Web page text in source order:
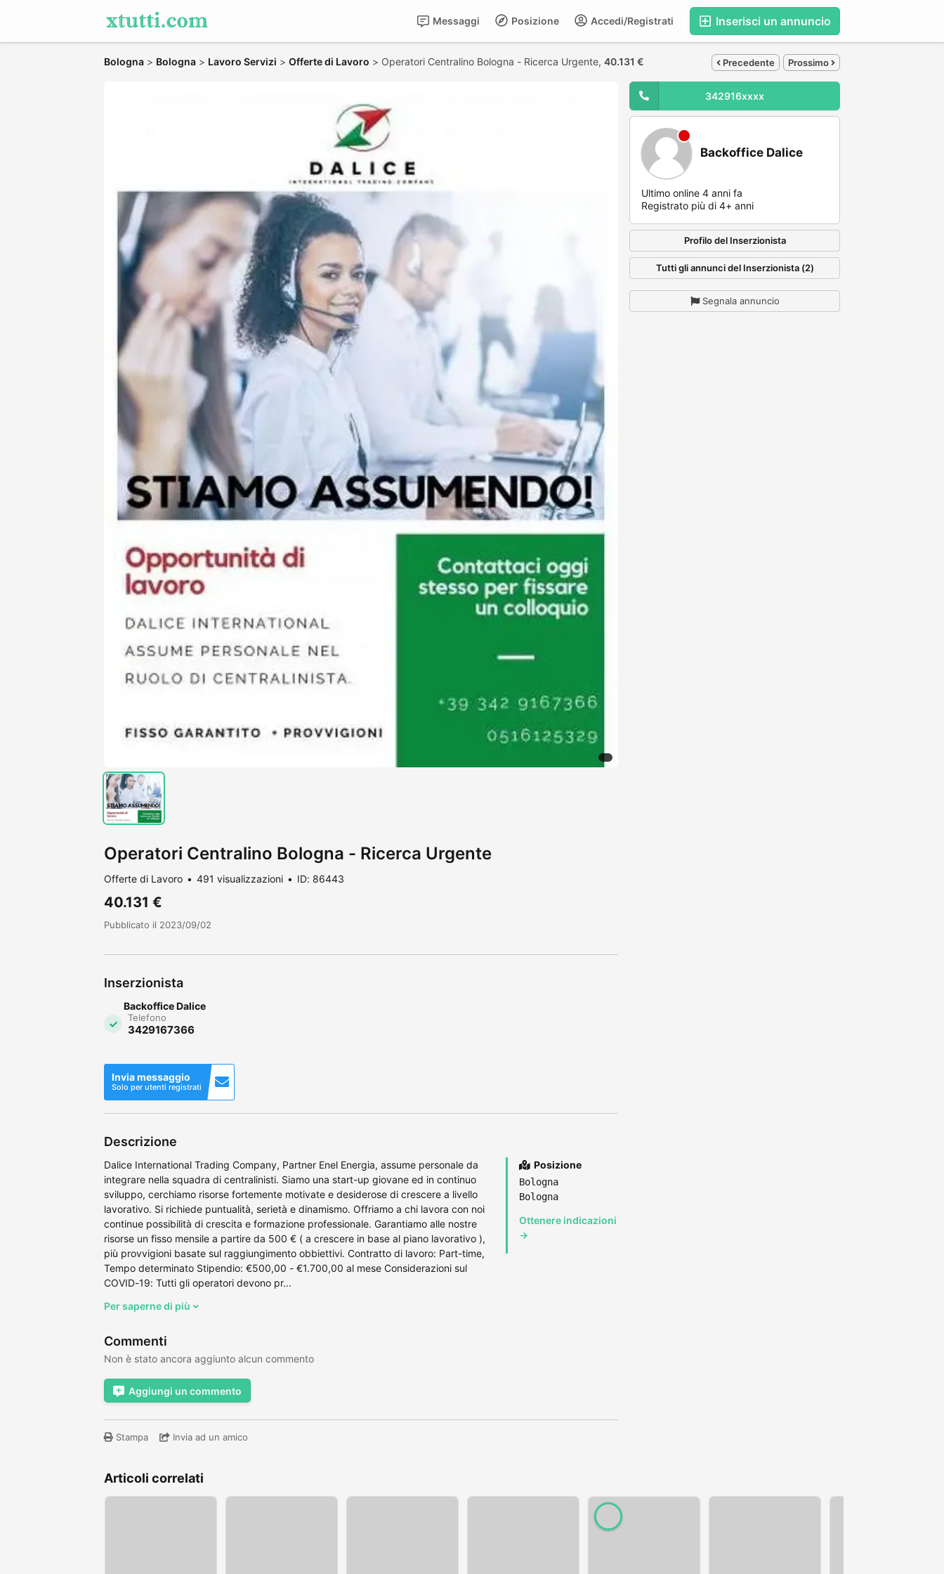
Inserisci un annuncio
Accedi/Registrati
Posizione
Messaggi
Bologna > Bologna > Lavoro Servizi > Offerte di Lavoro > Operatori Centralino Bologna - Ricerca Urgente, 40.131 € Precedente Prossimo
Operatori Centralino Bologna - Ricerca Urgente
Offerte di Lavoro 491 visualizzazioni ID: 86443
40.131 €
Pubblicato il 2023/09/02
Inserzionista
Backoffice Dalice
Telefono
3429167366
Invia messaggio
Solo per utenti registrati
Descrizione
Dalice International Trading Company, Partner Enel Energia, assume personale da
integrare nella squadra di centralinisti. Siamo una start-up giovane ed in continuo
sviluppo, cerchiamo risorse fortemente motivate e desiderose di crescere a livello
lavorativo. Si richiede puntualità, serietà e dinamismo. Offriamo a chi lavora con noi
continue possibilità di crescita e formazione professionale. Garantiamo alle nostre
risorse un fisso mensile a partire da 500 € ( a crescere in base al piano lavorativo ),
più provvigioni basate sul raggiungimento obbiettivi. Contratto di lavoro: Part-time,
Tempo determinato Stipendio: €500,00 - €1.700,00 al mese Considerazioni sul
COVID-19: Tutti gli operatori devono pr...
Per saperne di più
Posizione
Bologna
Bologna
Ottenere indicazioni
→
Commenti
Non è stato ancora aggiunto alcun commento
Aggiungi un commento
Stampa Invia ad un amico
342916xxxx
Backoffice Dalice
Ultimo online 4 anni fa
Registrato più di 4+ anni
Profilo del Inserzionista
Tutti gli annunci del Inserzionista (2)
Segnala annuncio
Articoli correlati